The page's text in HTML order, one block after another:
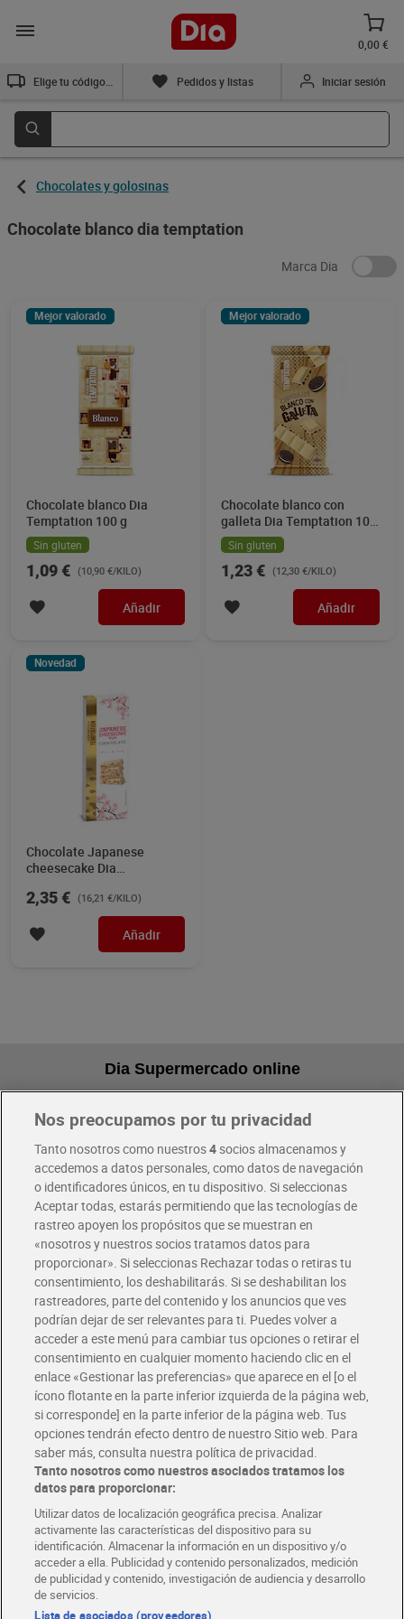
0,00 €
Pedidos y listas Iniciar sesión
Chocolates y golosinas
Chocolate blanco dia temptation
Marca Dia
Mejor valorado
Chocolate blanco Dia
Temptation 100 g
Sin gluten
1,09 € (10,90 €/KILO)
Añadir
Mejor valorado
Chocolate blanco con
galleta Dia Temptation 100
gSin gluten
1,23 € (12,30 €/KILO)
Añadir
Novedad
Chocolate Japanese
cheesecake Dia
2,35 € (16,21 €/KILO)
Añadir
Dia Supermercado online
Pide hoy, recibe hoy
Envío gratis por compras superiores a 100€
Envío estandar por 4,99€
Glovo y Uber Eats
Solicita tu factura de Glovo o Uber Eats
Únete al CLUB Dia
Disfruta las ventajas y ofertas exclusivas.
Descárgate la APP Dia
Folletos y Tiendas
Descubre las mejores ofertas y busca tu tienda más cercana
Tarjeta MaX Dia
Te devuelve hasta 8€/mes de tus compras.
¡Solicita tu tarjeta de crédito aquí!
COMER MEJOR CADA DIA
COLABORA CON DIA ABRE TU TIENDA DIA CORPORATE
Nos preocupamos por tu privacidad
Tanto nosotros como nuestros4socios almacenamos y
accedemos a datos personales, como datos de navegación
o identificadores únicos, en tu dispositivo. Si seleccionas
Aceptar todas, estarás permitiendo que las tecnologías de
rastreo apoyen los propósitos que se muestran en
«nosotros y nuestros socios tratamos datos para
proporcionar». Si seleccionas Rechazar todas o retiras tu
consentimiento, los deshabilitarás. Si se deshabilitan los
rastreadores, parte del contenido y los anuncios que ves
podrían dejar de ser relevantes para ti. Puedes volver a
acceder a este menú para cambiar tus opciones o retirar el
consentimiento en cualquier momento haciendo clic en el
enlace «Gestionar las preferencias» que aparece en el [o el
ícono flotante en la parte inferior izquierda de la página web,
si corresponde] en la parte inferior de la página web. Tus
opciones tendrán efecto dentro de nuestro Sitio web. Para
saber más, consulta nuestra política de privacidad.
Tanto nosotros como nuestros asociados tratamos los
datos para proporcionar:
Utilizar datos de localización geográfica precisa. Analizar
activamente las características del dispositivo para su
identificación. Almacenar la información en un dispositivo y/o
acceder a ella. Publicidad y contenido personalizados, medición
de publicidad y contenido, investigación de audiencia y desarrollo
de servicios.
Lista de asociados (proveedores)